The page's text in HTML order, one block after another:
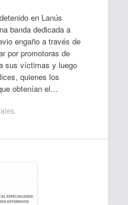
en Lanús
banda dedicada a
engaño a través de
por promotoras de
sus víctimas y luego
quienes los
obtenían el…
.